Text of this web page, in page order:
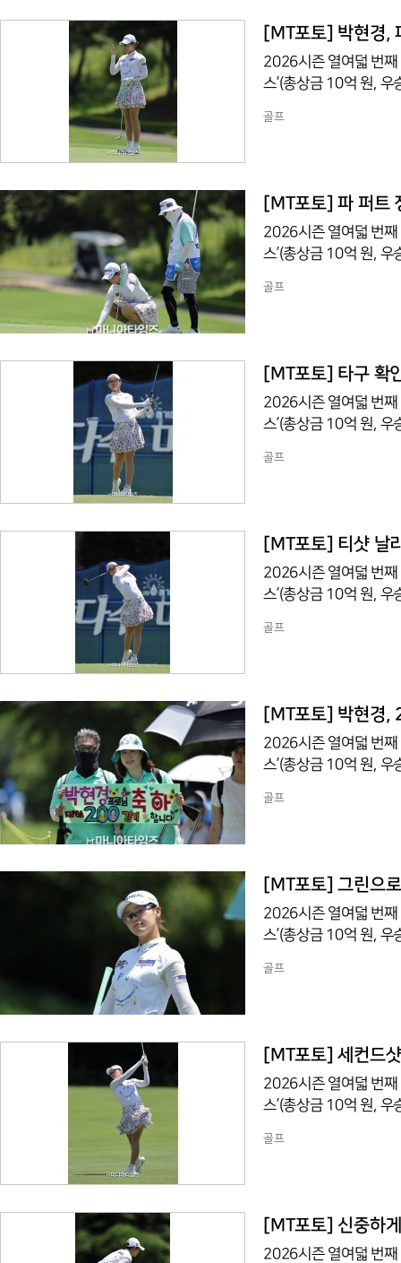
[MT포토] 박현경,
2026시즌 열여덟 번째
스’(총상금 10억 원,
번 홀에서 경기하고 있
골프
[MT포토] 파 퍼트
2026시즌 열여덟 번째
스’(총상금 10억 원,
번 홀에서 경기하고 있
골프
[MT포토] 타구 확
2026시즌 열여덟 번째
스’(총상금 10억 원,
번 홀에서 경기하고 있
골프
[MT포토] 티샷 날
2026시즌 열여덟 번째
스’(총상금 10억 원,
번 홀에서 경기하고 있
골프
[MT포토] 박현경,
2026시즌 열여덟 번째
스’(총상금 10억 원,
번 홀에서 경기하고 있
골프
[MT포토] 그린으
2026시즌 열여덟 번째
스’(총상금 10억 원,
번 홀에서 경기하고 있
골프
[MT포토] 세컨드
2026시즌 열여덟 번째
스’(총상금 10억 원,
번 홀에서 경기하고 있
골프
[MT포토] 신중하
2026시즌 열여덟 번째